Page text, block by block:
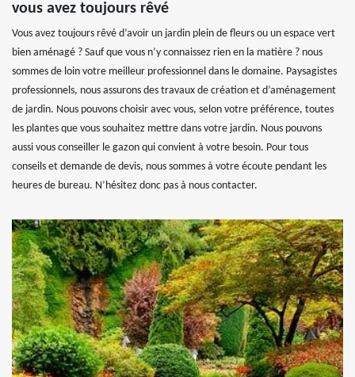
vous avez toujours rêvé
Vous avez toujours rêvé d’avoir un jardin plein de fleurs ou un espace vert
bien aménagé ? Sauf que vous n’y connaissez rien en la matière ? nous
sommes de loin votre meilleur professionnel dans le domaine. Paysagistes
professionnels, nous assurons des travaux de création et d’aménagement
de jardin. Nous pouvons choisir avec vous, selon votre préférence, toutes
les plantes que vous souhaitez mettre dans votre jardin. Nous pouvons
aussi vous conseiller le gazon qui convient à votre besoin. Pour tous
conseils et demande de devis, nous sommes à votre écoute pendant les
heures de bureau. N’hésitez donc pas à nous contacter.